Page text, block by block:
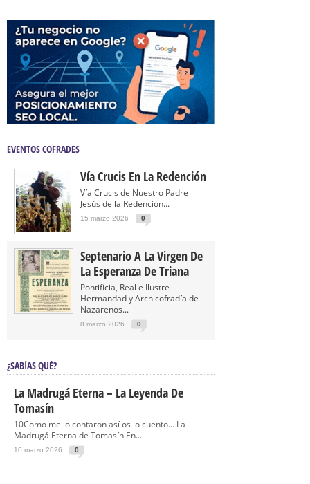
EVENTOS COFRADES
Vía Crucis En La Redención
Vía Crucis de Nuestro Padre
Jesús de la Redención...
15 marzo 2026 0
Septenario A La Virgen De
La Esperanza De Triana
Pontificia, Real e Ilustre
Hermandad y Archicofradía de
Nazarenos...
8 marzo 2026 0
¿SABÍAS QUÉ?
La Madrugá Eterna – La Leyenda De
Tomasín
10Como me lo contaron así os lo cuento… La
Madrugá Eterna de Tomasín En...
10 marzo 2026 0